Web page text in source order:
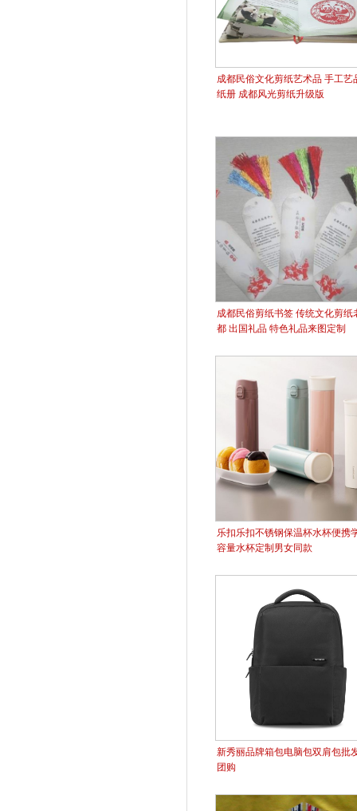
成都民俗文化剪纸艺术品 手工艺
纸册 成都风光剪纸升级版
成都民俗剪纸书签 传统文化剪纸
都 出国礼品 特色礼品来图定制
乐扣乐扣不锈钢保温杯水杯便携
容量水杯定制​男女同款
新秀丽品牌箱包电脑包双肩包批
团购